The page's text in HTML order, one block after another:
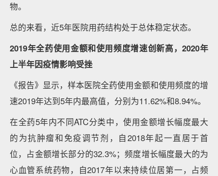
物。
总的来看，近5年医院用药结构处于总体稳定状态。
2019年全药使用金额和使用频度增速创新高，2020年
上半年因疫情影响受挫
《报告》显示，样本医院全药使用金额和使用频度的增
速2019年达到5年内最高值，分别为11.62%和8.94%。
在全药5年内不同ATC分类中，使用金额增长幅度最大
的为抗肿瘤和免疫调节剂，自2018年起一直居于首
位，占金额增长部分的32.3%；频度增长幅度最大的为
心血管系统药物，自2017年以来持续位居第一，占频